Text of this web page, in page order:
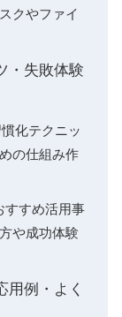
クやファイ
・失敗体験
化テクニッ
の仕組み作
すすめ活用事
や成功体験
用例・よく